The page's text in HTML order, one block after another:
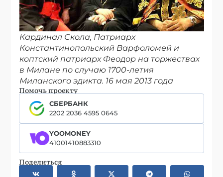
Кардинал Скола, Патриарх
Константинопольский Варфоломей и
коптский патриарх Феодор на торжествах
в Милане по случаю 1700-летия
Миланского эдикта. 16 мая 2013 года
Помочь проекту
СБЕРБАНК
2202 2036 4595 0645
YOOMONEY
41001410883310
Поделиться